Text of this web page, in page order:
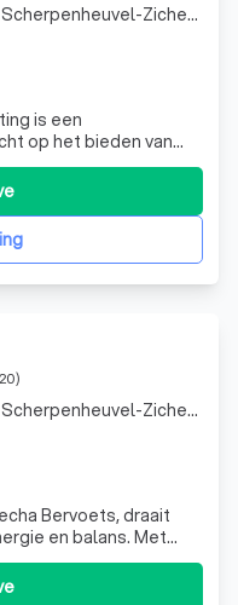
is een
op het bieden van
en sessies. Wij zijn er
hoger niveau te tillen,
100 personen heeft.
Werkgebied Scherpenheuvel-Zichem Testelt
Bervoets, draait
en balans. Met
en coaching, biedt
en inzicht
Werkgebied Scherpenheuvel-Zichem Testelt